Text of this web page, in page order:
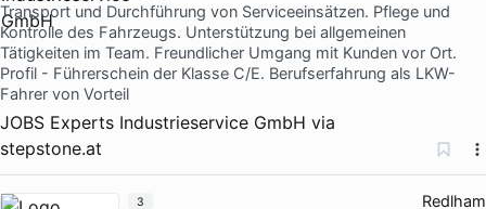
Transport und Durchführung von Serviceeinsätzen. Pflege und
Kontrolle des Fahrzeugs. Unterstützung bei allgemeinen
Tätigkeiten im Team. Freundlicher Umgang mit Kunden vor Ort.
Profil - Führerschein der Klasse C/E. Berufserfahrung als LKW-
Fahrer von Vorteil
JOBS Experts Industrieservice GmbH via
stepstone.at
Redlham
3